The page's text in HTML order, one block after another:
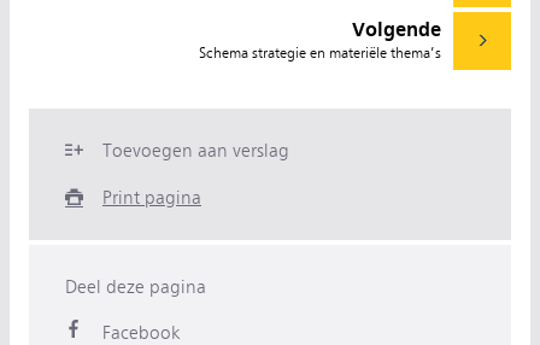
Volgende
Schema strategie en materiële thema’s
Toevoegen aan verslag
Print pagina
Deel deze pagina
Facebook